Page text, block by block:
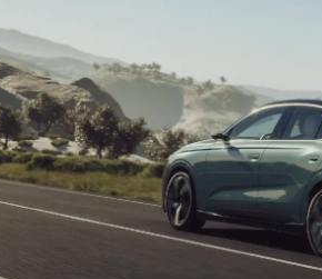
Bitlis
Bolu
Burdur
Bursa